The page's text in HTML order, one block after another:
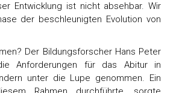
Entwicklung ist nicht absehbar. Wir
der beschleunigten Evolution von
Der Bildungsforscher Hans Peter
Anforderungen für das Abitur in
unter die Lupe genommen. Ein